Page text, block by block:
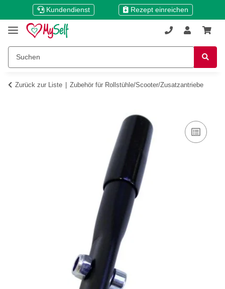
Kundendienst Rezept einreichen
Zurück zur Liste Zubehör für Rollstühle/Scooter/Zusatzantriebe